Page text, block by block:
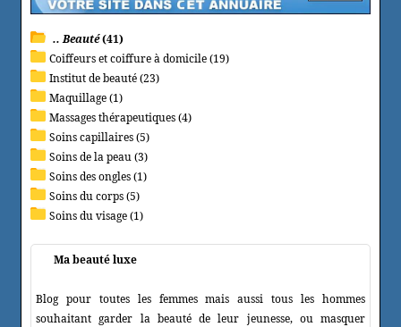
.. Beauté(41)
Coiffeurs et coiffure à domicile (19)
Institut de beauté (23)
Maquillage (1)
Massages thérapeutiques (4)
Soins capillaires (5)
Soins de la peau (3)
Soins des ongles (1)
Soins du corps (5)
Soins du visage (1)
Ma beauté luxe
Blog pour toutes les femmes mais aussi tous les hommes
souhaitant garder la beauté de leur jeunesse, ou masquer